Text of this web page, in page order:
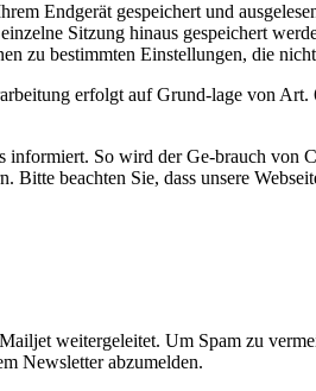
Endgerät gespeichert und
Sitzung hinaus gespeichert
zu bestimmten Einstellungen, die
erfolgt auf Grund-lage von
So wird der Ge-brauch von
Bitte beachten Sie, dass unsere
weitergeleitet. Um Spam zu
Newsletter abzumelden.